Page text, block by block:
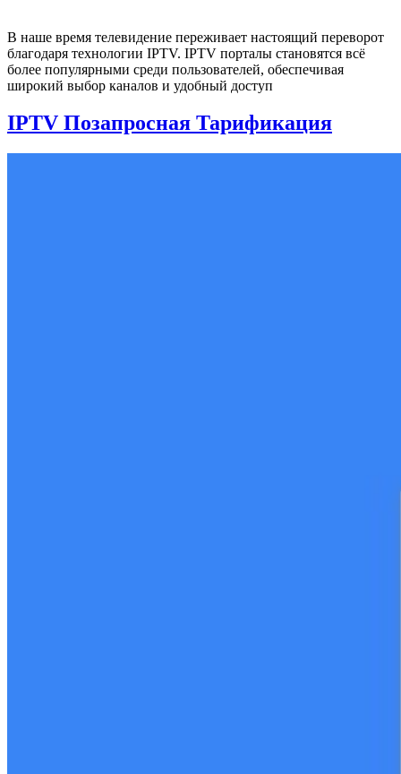
В наше время телевидение переживает настоящий переворот
благодаря технологии IPTV. IPTV порталы становятся всё
более популярными среди пользователей, обеспечивая
широкий выбор каналов и удобный доступ
IPTV Позапросная Тарификация